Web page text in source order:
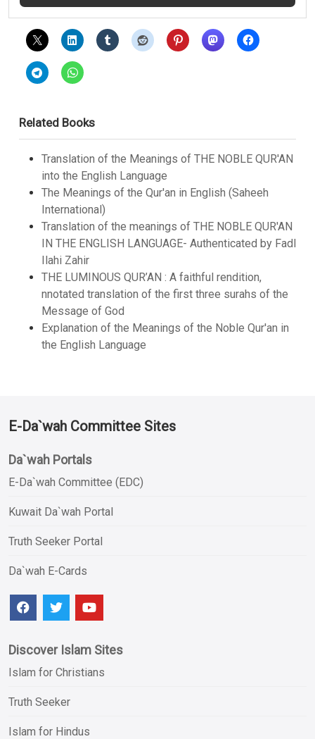
Related Books
Translation of the Meanings of THE NOBLE QUR'AN
into the English Language
The Meanings of the Qur'an in English (Saheeh
International)
Translation of the meanings of THE NOBLE QUR'AN
IN THE ENGLISH LANGUAGE- Authenticated by Fadl
Ilahi Zahir
THE LUMINOUS QUR’AN : A faithful rendition,
nnotated translation of the first three surahs of the
Message of God
Explanation of the Meanings of the Noble Qur'an in
the English Language
E-Da`wah Committee Sites
Da`wah Portals
E-Da`wah Committee (EDC)
Kuwait Da`wah Portal
Truth Seeker Portal
Da`wah E-Cards
Discover Islam Sites
Islam for Christians
Truth Seeker
Islam for Hindus